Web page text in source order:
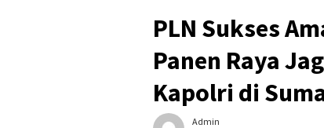
PLN Sukses
Panen Raya
Kapolri di
Admin